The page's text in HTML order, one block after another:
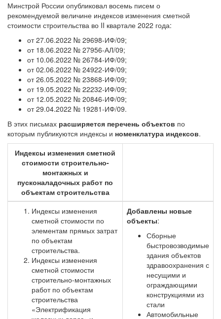
Минстрой России опубликовал восемь писем о
рекомендуемой величине индексов изменения сметной
стоимости строительства во II квартале 2022 года:
от 27.06.2022 № 29698-ИФ/09;
от 18.06.2022 № 27956-АЛ/09;
от 10.06.2022 № 26784-ИФ/09;
от 02.06.2022 № 24922-ИФ/09;
от 26.05.2022 № 23868-ИФ/09;
от 19.05.2022 № 22232-ИФ/09;
от 12.05.2022 № 20846-ИФ/09;
от 29.04.2022 № 19281-ИФ/09.
В этих письмах расширяется перечень объектов по
которым публикуются индексы и номенклатура индексов.
Индексы изменения сметной
стоимости строительно-
монтажных и
пусконаладочных работ по
объектам строительства
Индексы изменения
сметной стоимости по
элементам прямых затрат
по объектам
строительства.
Индексы изменения
сметной стоимости
строительно-монтажных
работ по объектам
строительства
«Электрификация
Добавлены новые
объекты:
Сборные
быстровозводимые
здания объектов
здравоохранения с
несущими и
ограждающими
конструкциями из
стали
Автомобильные